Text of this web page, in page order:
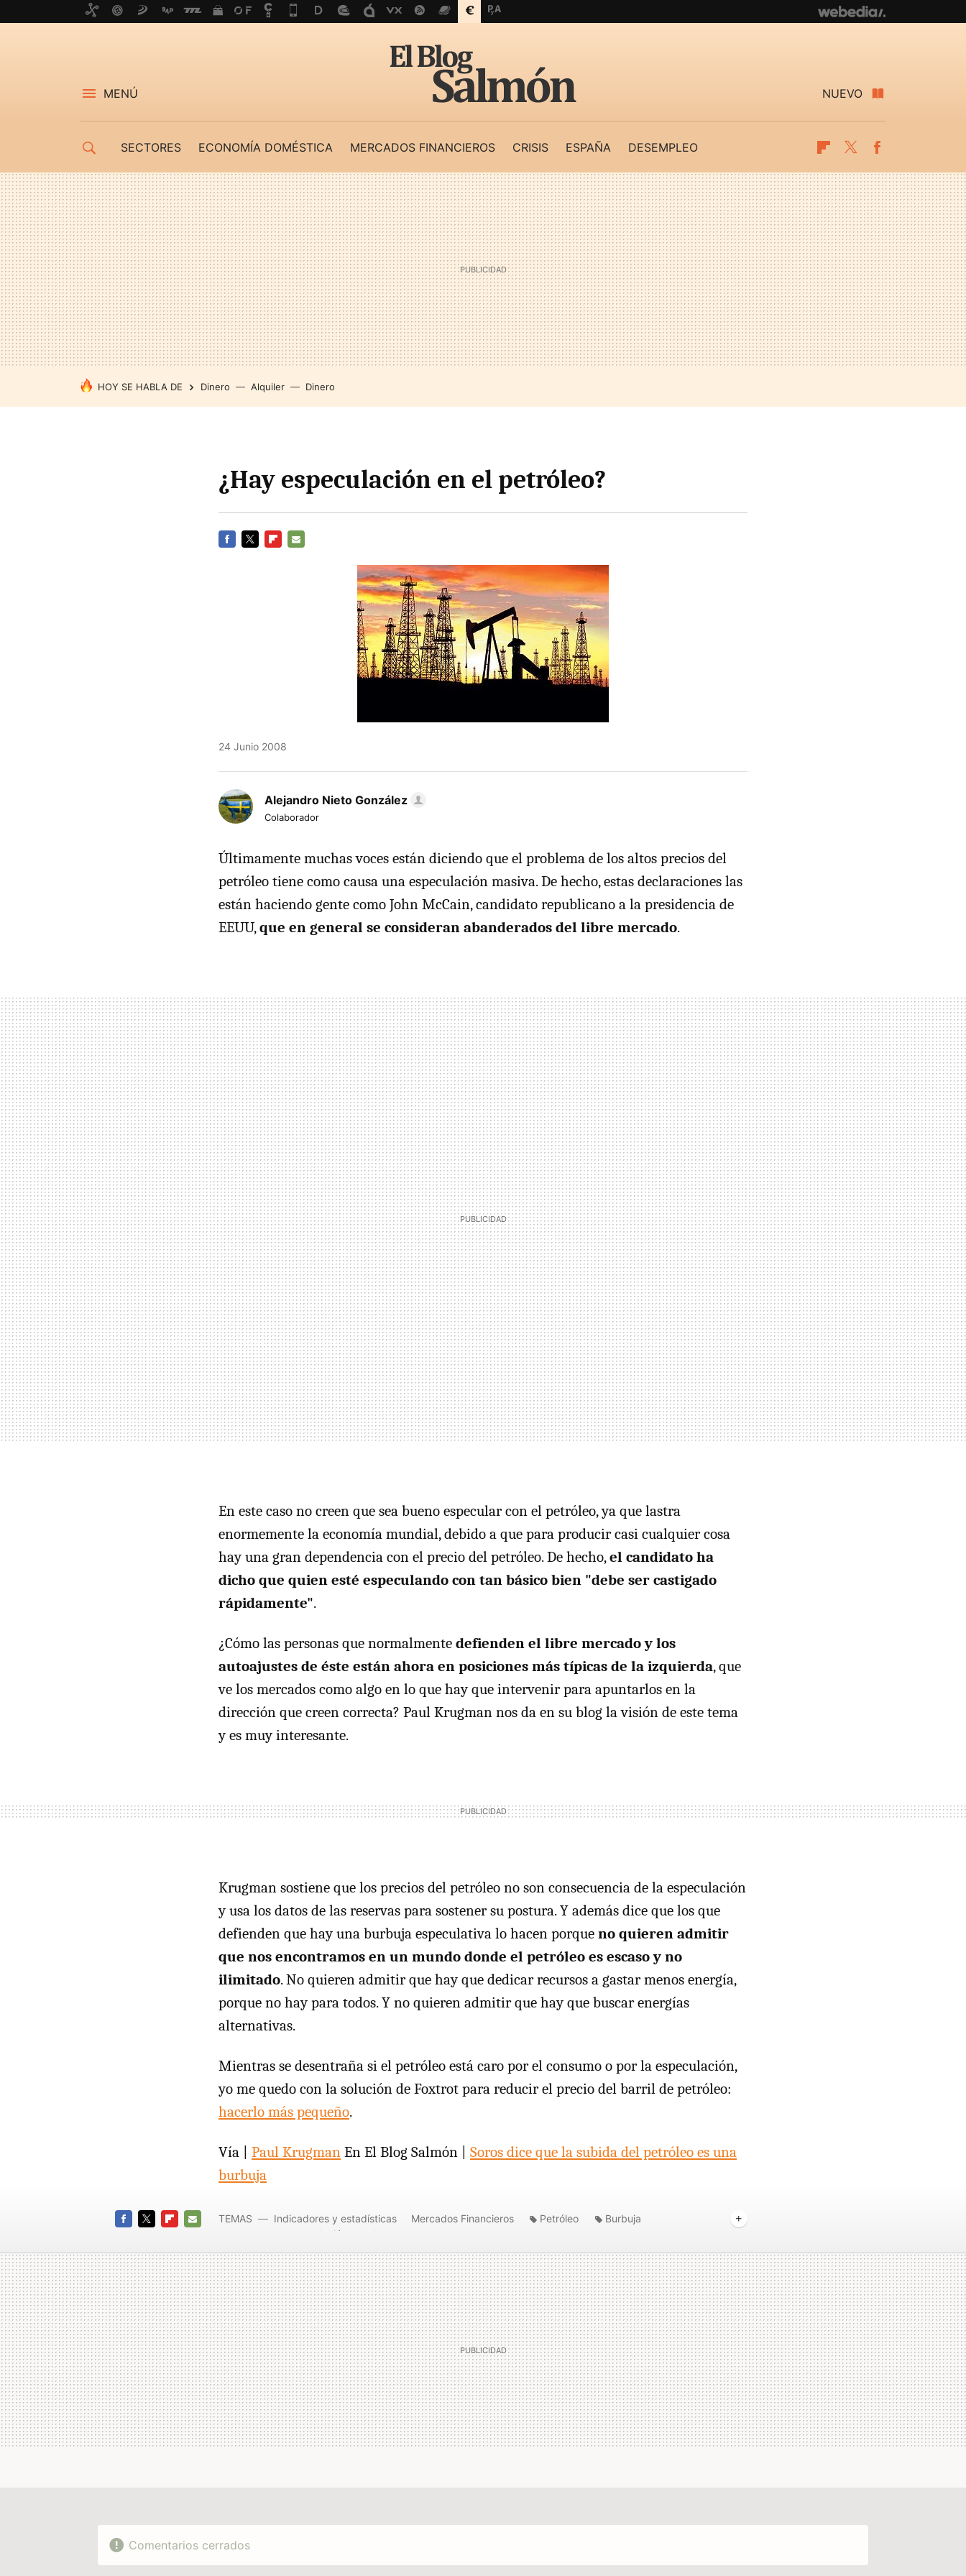
MENÚ NUEVO
SECTORES ECONOMÍA DOMÉSTICA MERCADOS FINANCIEROS CRISIS ESPAÑA DESEMPLEO Flipboard
Twitter
HOY SE HABLA DE Dinero Alquiler Dinero
¿Hay especulación en el petróleo?
24 Junio 2008
Alejandro Nieto González
Colaborador
Últimamente muchas voces están diciendo que el problema de los altos precios del
petróleo tiene como causa una especulación masiva. De hecho, estas declaraciones las
están haciendo gente como John McCain, candidato republicano a la presidencia de
EEUU,que en general se consideran abanderados del libre mercado.
En este caso no creen que sea bueno especular con el petróleo, ya que lastra
enormemente la economía mundial, debido a que para producir casi cualquier cosa
hay una gran dependencia con el precio del petróleo. De hecho,el candidato ha
dicho que quien esté especulando con tan básico bien "debe ser castigado
rápidamente".
¿Cómo las personas que normalmente defienden el libre mercado y los
autoajustes de éste están ahora en posiciones más típicas de la izquierda, que
ve los mercados como algo en lo que hay que intervenir para apuntarlos en la
dirección que creen correcta? Paul Krugman nos da en su blog la visión de este tema
y es muy interesante.
Krugman sostiene que los precios del petróleo no son consecuencia de la especulación
y usa los datos de las reservas para sostener su postura. Y además dice que los que
defienden que hay una burbuja especulativa lo hacen porque no quieren admitir
que nos encontramos en un mundo donde el petróleo es escaso y no
ilimitado. No quieren admitir que hay que dedicar recursos a gastar menos energía,
porque no hay para todos. Y no quieren admitir que hay que buscar energías
alternativas.
Mientras se desentraña si el petróleo está caro por el consumo o por la especulación,
yo me quedo con la solución de Foxtrot para reducir el precio del barril de petróleo:
hacerlo más pequeño.
Vía | Paul Krugman En El Blog Salmón | Soros dice que la subida del petróleo es una
burbuja
MAIL
TEMAS Indicadores y estadísticas Mercados Financieros Petróleo
Burbuja
especulación
krugman
Comentarios cerrados